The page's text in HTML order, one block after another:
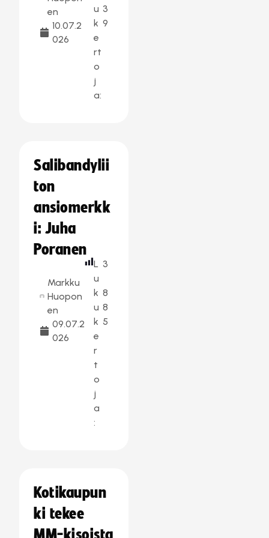
en
10.07.2
026
u
k
e
rt
o
j
a:
3
9
Salibandylii
ton
ansiomerkk
i: Juha
Poranen
Markku
Huopon
en
09.07.2
026
L
u
k
u
k
e
r
t
o
j
a
:
3
8
8
5
Kotikaupun
ki tekee